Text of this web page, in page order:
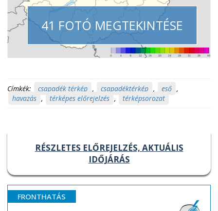
41 FOTÓ MEGTEKINTÉSE
Címkék: csapadék térkép , csapadéktérkép , eső ,
havazás , térképes előrejelzés , térképsorozat
RÉSZLETES ELŐREJELZÉS, AKTUÁLIS
IDŐJÁRÁS
FRONTHATÁS